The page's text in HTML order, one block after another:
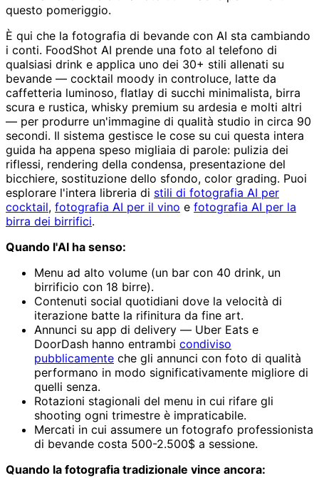
questo pomeriggio.
È qui che la fotografia di bevande con AI sta cambiando
i conti. FoodShot AI prende una foto al telefono di
qualsiasi drink e applica uno dei 30+ stili allenati su
bevande — cocktail moody in controluce, latte da
caffetteria luminoso, flatlay di succhi minimalista, birra
scura e rustica, whisky premium su ardesia e molti altri
— per produrre un'immagine di qualità studio in circa 90
secondi. Il sistema gestisce le cose su cui questa intera
guida ha appena speso migliaia di parole: pulizia dei
riflessi, rendering della condensa, presentazione del
bicchiere, sostituzione dello sfondo, color grading. Puoi
esplorare l'intera libreria di stili di fotografia AI per
cocktail, fotografia AI per il vino e fotografia AI per la
birra dei birrifici.
Quando l'AI ha senso:
Menu ad alto volume (un bar con 40 drink, un
birrificio con 18 birre).
Contenuti social quotidiani dove la velocità di
iterazione batte la rifinitura da fine art.
Annunci su app di delivery — Uber Eats e
DoorDash hanno entrambi condiviso
pubblicamente che gli annunci con foto di qualità
performano in modo significativamente migliore di
quelli senza.
Rotazioni stagionali del menu in cui rifare gli
shooting ogni trimestre è impraticabile.
Mercati in cui assumere un fotografo professionista
di bevande costa 500-2.500$ a sessione.
Quando la fotografia tradizionale vince ancora: